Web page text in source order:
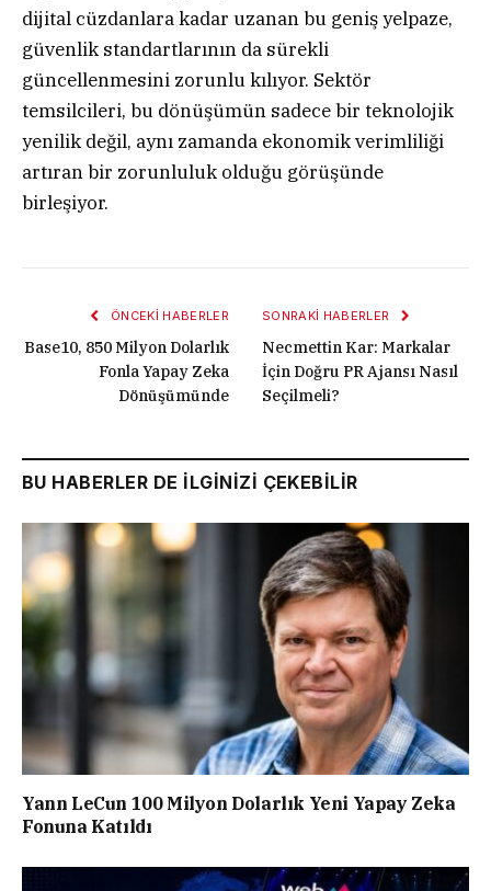
dijital cüzdanlara kadar uzanan bu geniş yelpaze,
güvenlik standartlarının da sürekli
güncellenmesini zorunlu kılıyor. Sektör
temsilcileri, bu dönüşümün sadece bir teknolojik
yenilik değil, aynı zamanda ekonomik verimliliği
artıran bir zorunluluk olduğu görüşünde
birleşiyor.
ÖNCEKI HABERLER
Base10, 850 Milyon Dolarlık
Fonla Yapay Zeka
Dönüşümünde
SONRAKI HABERLER
Necmettin Kar: Markalar
İçin Doğru PR Ajansı Nasıl
Seçilmeli?
BU HABERLER DE İLGİNİZİ ÇEKEBİLİR
Yann LeCun 100 Milyon Dolarlık Yeni Yapay Zeka
Fonuna Katıldı